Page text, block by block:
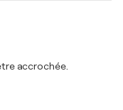
accrochée.